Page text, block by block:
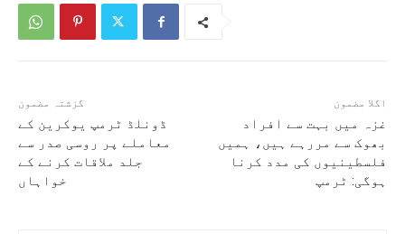
گزشتہ مضمون
ڈونلڈ ٹرمپ یوکرین کے
معاملے پر روسی صدر سے
جلد ملاقات کرنے کے
خواہاں
اگلا مضمون
غزہ میں بہت سے افراد
بھوک سے مررہے ہیں، ہمیں
فلسطینیوں کی مدد کرنا
ہوگی: ٹرمپ